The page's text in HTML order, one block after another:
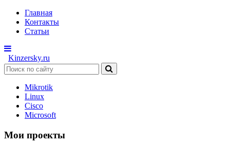
Главная
Контакты
Статьи
Kinzersky.ru
Mikrotik
Linux
Cisco
Microsoft
Мои проекты